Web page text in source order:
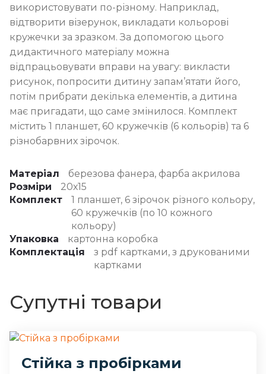
використовувати по-різному. Наприклад,
відтворити візерунок, викладати кольорові
кружечки за зразком. За допомогою цього
дидактичного матеріалу можна
відпрацьовувати вправи на увагу: викласти
рисунок, попросити дитину запам’ятати його,
потім прибрати декілька елементів, а дитина
має пригадати, що саме змінилося. Комплект
містить 1 планшет, 60 кружечків (6 кольорів) та 6
різнобарвних зірочок.
Матеріал
березова фанера, фарба акрилова
Розміри
20х15
Комплект
1 планшет, 6 зірочок різного кольору,
60 кружечків (по 10 кожного
кольору)
Упаковка
картонна коробка
Комплектація
з pdf картками, з друкованими
картками
Супутні товари
Стійка з пробірками